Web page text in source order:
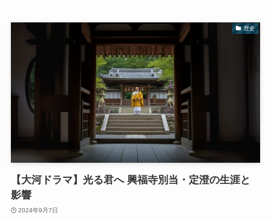
歴史
【大河ドラマ】光る君へ 興福寺別当・定澄の生涯と
影響
2024年9月7日